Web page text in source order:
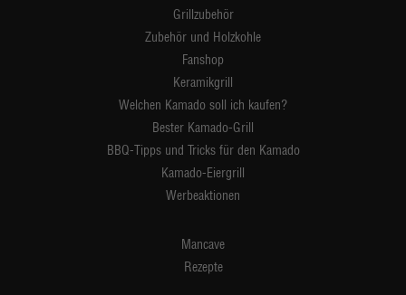
Grillzubehör
Zubehör und Holzkohle
Fanshop
Keramikgrill
Welchen Kamado soll ich kaufen?
Bester Kamado-Grill
BBQ-Tipps und Tricks für den Kamado
Kamado-Eiergrill
Werbeaktionen
Mancave
Rezepte